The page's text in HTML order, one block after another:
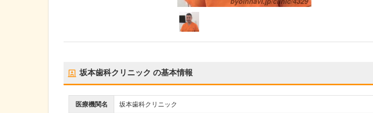
坂本歯科クリニック の基本情報
医療機関名 坂本歯科クリニック